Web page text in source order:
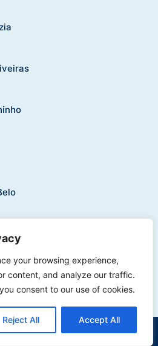
your browsing experience,
content, and analyze our traffic.
consent to our use of cookies.
Reject All Accept All
-
-